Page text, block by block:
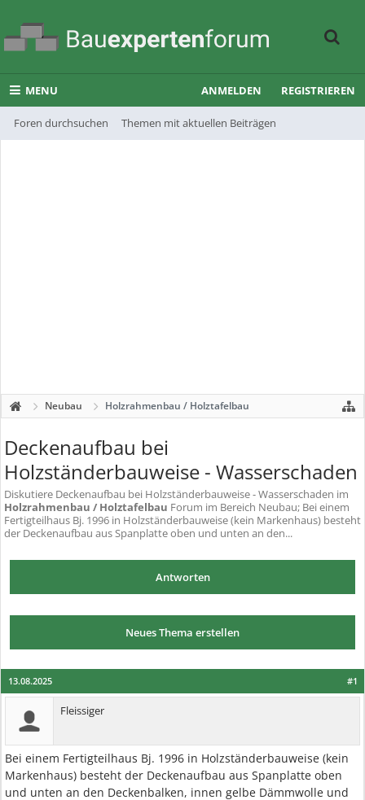
MENU
Foren durchsuchen Themen mit aktuellen Beiträgen
ANMELDEN REGISTRIEREN
Neubau Holzrahmenbau / Holztafelbau
Deckenaufbau bei
Holzständerbauweise - Wasserschaden
Diskutiere Deckenaufbau bei Holzständerbauweise - Wasserschaden im
Holzrahmenbau / Holztafelbau Forum im Bereich Neubau; Bei einem
Fertigteilhaus Bj. 1996 in Holzständerbauweise (kein Markenhaus) besteht
der Deckenaufbau aus Spanplatte oben und unten an den...
Antworten
Neues Thema erstellen
#1
13.08.2025
Fleissiger
Bei einem Fertigteilhaus Bj. 1996 in Holzständerbauweise (kein
Markenhaus) besteht der Deckenaufbau aus Spanplatte oben
und unten an den Deckenbalken, innen gelbe Dämmwolle und